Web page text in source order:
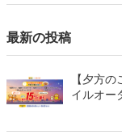
最新の投稿
【夕方
イルオー